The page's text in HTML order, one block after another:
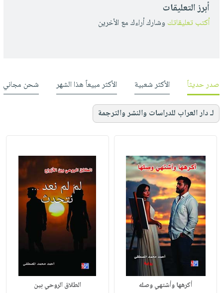
أبرز التعليقات
أكتب تعليقاتك وشارك أراءك مع الأخرين
صدر حديثاً الأكثر شعبية الأكثر مبيعاً هذا الشهر شحن مجاني
لـ دار العراب للدراسات والنشر والترجمة
أكرهها وأشتهي وصله الطلاق الروحي بين